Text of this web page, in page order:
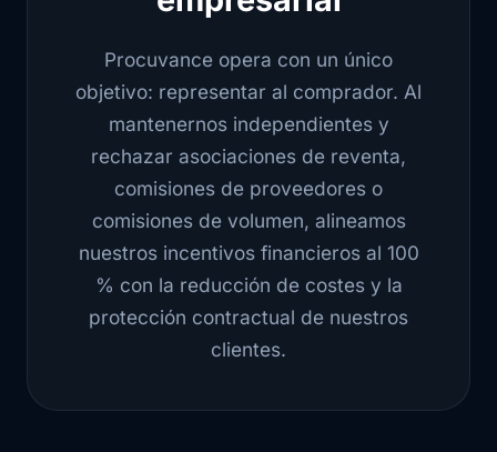
Procuvance opera con un único
objetivo: representar al comprador. Al
mantenernos independientes y
rechazar asociaciones de reventa,
comisiones de proveedores o
comisiones de volumen, alineamos
nuestros incentivos financieros al 100
% con la reducción de costes y la
protección contractual de nuestros
clientes.